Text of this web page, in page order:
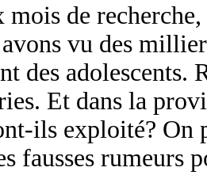
mois de
vu des
des adolescents.
Et dans la
ils exploité? On
fausses rumeurs